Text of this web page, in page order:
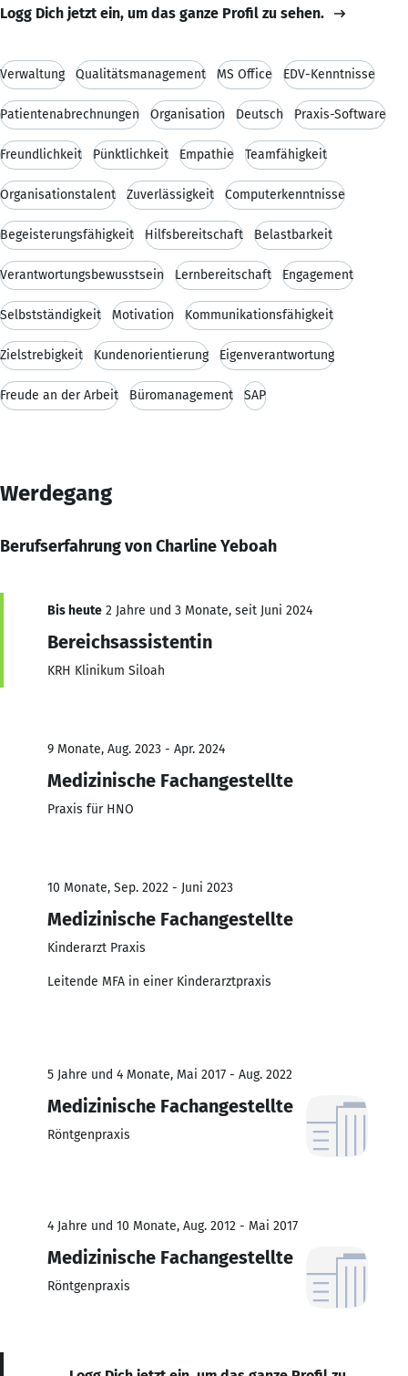
Logg Dich jetzt ein, um das ganze Profil zu sehen.
Verwaltung Qualitätsmanagement MS Office EDV-Kenntnisse
Patientenabrechnungen Organisation Deutsch Praxis-Software
Freundlichkeit Pünktlichkeit Empathie Teamfähigkeit
Organisationstalent Zuverlässigkeit Computerkenntnisse
Begeisterungsfähigkeit Hilfsbereitschaft Belastbarkeit
Verantwortungsbewusstsein Lernbereitschaft Engagement
Selbstständigkeit Motivation Kommunikationsfähigkeit
Zielstrebigkeit Kundenorientierung Eigenverantwortung
Freude an der Arbeit Büromanagement SAP
Werdegang
Berufserfahrung von Charline Yeboah
Bis heute 2 Jahre und 3 Monate, seit Juni 2024
Bereichsassistentin
KRH Klinikum Siloah
9 Monate, Aug. 2023 - Apr. 2024
Medizinische Fachangestellte
Praxis für HNO
10 Monate, Sep. 2022 - Juni 2023
Medizinische Fachangestellte
Kinderarzt Praxis
Leitende MFA in einer Kinderarztpraxis
5 Jahre und 4 Monate, Mai 2017 - Aug. 2022
Medizinische Fachangestellte
Röntgenpraxis
4 Jahre und 10 Monate, Aug. 2012 - Mai 2017
Medizinische Fachangestellte
Röntgenpraxis